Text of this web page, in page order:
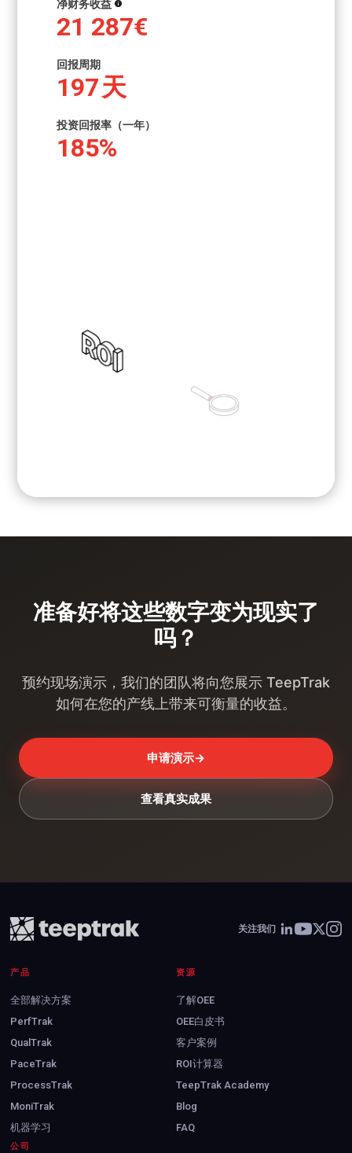
净财务收益
21 287€
回报周期
197天
投资回报率（一年）
185%
准备好将这些数字变为现实了
吗？
预约现场演示，我们的团队将向您展示 TeepTrak
如何在您的产线上带来可衡量的收益。
申请演示→
查看真实成果
关注我们
产品
全部解决方案
PerfTrak
QualTrak
PaceTrak
ProcessTrak
MoniTrak
机器学习
资源
了解OEE
OEE白皮书
客户案例
ROI计算器
TeepTrak Academy
Blog
FAQ
公司